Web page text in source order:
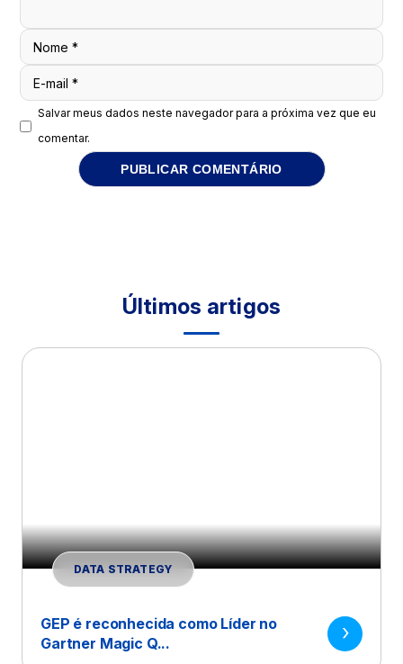
Nome*
E-mail*
Salvar meus dados neste navegador para a próxima vez que eu
comentar.
Últimos artigos
DATA STRATEGY
GEP é reconhecida como Líder no
Gartner Magic Q...